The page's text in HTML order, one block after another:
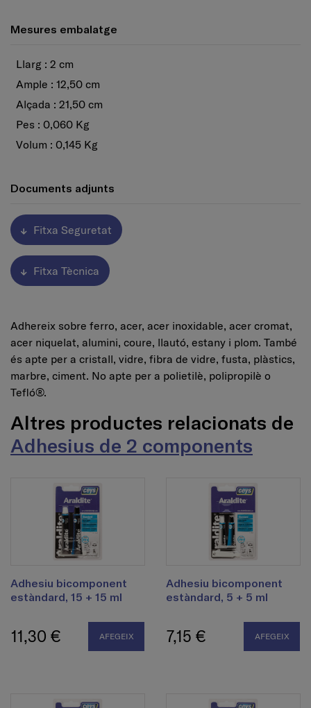
Mesures embalatge
Llarg : 2 cm
Ample : 12,50 cm
Alçada : 21,50 cm
Pes : 0,060 Kg
Volum : 0,145 Kg
Adhereix sobre ferro, acer, acer inoxidable, acer cromat,
acer niquelat, alumini, coure, llautó, estany i plom. També
és apte per a cristall, vidre, fibra de vidre, fusta, plàstics,
marbre, ciment. No apte per a polietilè, polipropilè o
Tefló®.
Documents adjunts
Fitxa Seguretat
Fitxa Tècnica
Altres productes relacionats de
Adhesius de 2 components
Adhesiu bicomponent
estàndard, 15 + 15 ml
11,30 € AFEGEIX
Adhesiu bicomponent
estàndard, 5 + 5 ml
7,15 € AFEGEIX